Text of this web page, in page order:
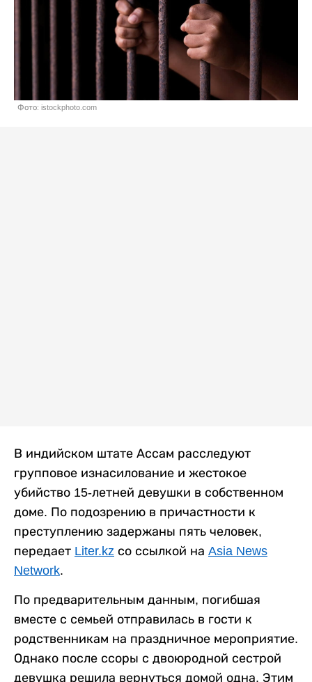
Фото: istockphoto.com
В индийском штате Ассам расследуют
групповое изнасилование и жестокое
убийство 15-летней девушки в собственном
доме. По подозрению в причастности к
преступлению задержаны пять человек,
передает Liter.kz со ссылкой на Asia News
Network.
По предварительным данным, погибшая
вместе с семьей отправилась в гости к
родственникам на праздничное мероприятие.
Однако после ссоры с двоюродной сестрой
девушка решила вернуться домой одна. Этим